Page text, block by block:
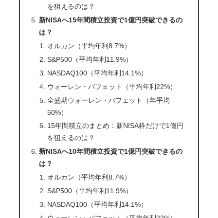
を狙えるのは？
新NISAへ15年間積立投資で1億円突破できるの
は？
オルカン（平均年利8.7%）
S&P500（平均年利11.9%）
NASDAQ100（平均年利14.1%）
ウォーレン・バフェット（平均年利22%）
全盛期ウォーレン・バフェット（年平均
50%）
15年間積立のまとめ：新NISA枠だけで1億円
を狙えるのは？
新NISAへ10年間積立投資で1億円突破できるの
は？
オルカン（平均年利8.7%）
S&P500（平均年利11.9%）
NASDAQ100（平均年利14.1%）